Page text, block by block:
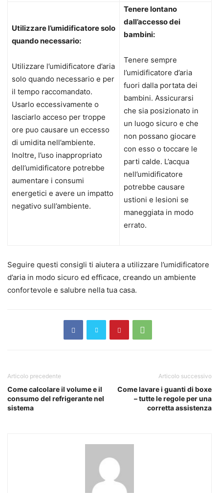
Utilizzare l’umidificatore solo
quando necessario:
Utilizzare l’umidificatore d’aria
solo quando necessario e per
il tempo raccomandato.
Usarlo eccessivamente o
lasciarlo acceso per troppe
ore puo causare un eccesso
di umidita nell’ambiente.
Inoltre, l’uso inappropriato
dell’umidificatore potrebbe
aumentare i consumi
energetici e avere un impatto
negativo sull’ambiente.
Tenere lontano
dall’accesso dei
bambini:
Tenere sempre
l’umidificatore d’aria
fuori dalla portata dei
bambini. Assicurarsi
che sia posizionato in
un luogo sicuro e che
non possano giocare
con esso o toccare le
parti calde. L’acqua
nell’umidificatore
potrebbe causare
ustioni e lesioni se
maneggiata in modo
errato.
Seguire questi consigli ti aiutera a utilizzare l’umidificatore
d’aria in modo sicuro ed efficace, creando un ambiente
confortevole e salubre nella tua casa.
Articolo precedente
Come calcolare il volume e il
consumo del refrigerante nel
sistema
Articolo successivo
Come lavare i guanti di boxe
– tutte le regole per una
corretta assistenza